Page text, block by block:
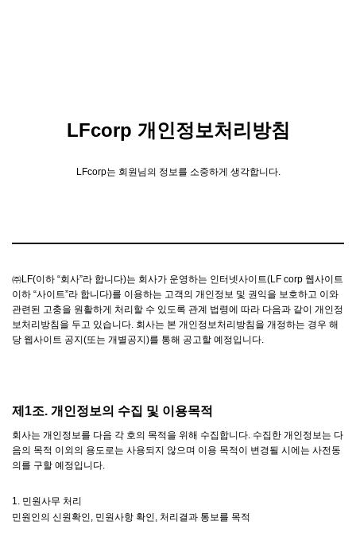
LFcorp 개인정보처리방침
LFcorp는 회원님의 정보를 소중하게 생각합니다.
㈜LF(이하 “회사”라 합니다)는 회사가 운영하는 인터넷사이트(LF corp 웹사이트
이하 “사이트”라 합니다)를 이용하는 고객의 개인정보 및 권익을 보호하고 이와
관련된 고충을 원활하게 처리할 수 있도록 관계 법령에 따라 다음과 같이 개인정
보처리방침을 두고 있습니다. 회사는 본 개인정보처리방침을 개정하는 경우 해
당 웹사이트 공지(또는 개별공지)를 통해 공고할 예정입니다.
제1조. 개인정보의 수집 및 이용목적
회사는 개인정보를 다음 각 호의 목적을 위해 수집합니다. 수집한 개인정보는 다
음의 목적 이외의 용도로는 사용되지 않으며 이용 목적이 변경될 시에는 사전동
의를 구할 예정입니다.
1. 민원사무 처리
민원인의 신원확인, 민원사항 확인, 처리결과 통보를 목적